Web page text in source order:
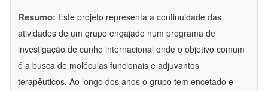
Resumo: Este projeto representa a continuidade das
atividades de um grupo engajado num programa de
investigação de cunho internacional onde o objetivo comum
é a busca de moléculas funcionais e adjuvantes
terapêuticos. Ao longo dos anos o grupo tem encetado e